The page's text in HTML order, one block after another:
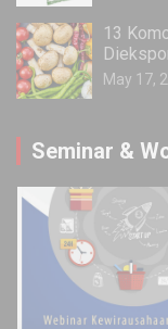
13
May 17,
Seminar &